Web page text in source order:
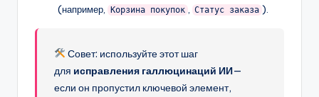
(например,
Корзина покупок Статус заказа ).
Совет: используйте этот шаг
для исправления галлюцинаций ИИ—
если он пропустил ключевой элемент,